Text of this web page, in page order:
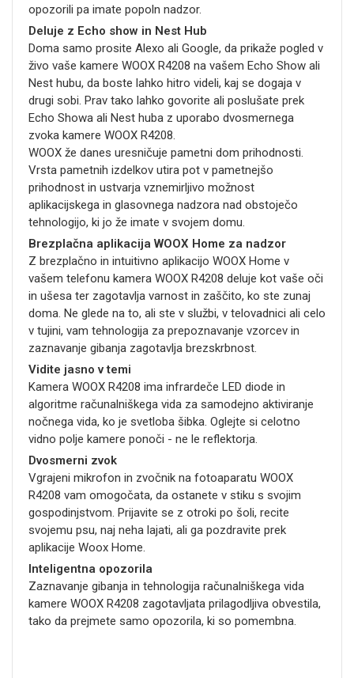
opozorili pa imate popoln nadzor.
Deluje z Echo show in Nest Hub
Doma samo prosite Alexo ali Google, da prikaže pogled v
živo vaše kamere WOOX R4208 na vašem Echo Show ali
Nest hubu, da boste lahko hitro videli, kaj se dogaja v
drugi sobi. Prav tako lahko govorite ali poslušate prek
Echo Showa ali Nest huba z uporabo dvosmernega
zvoka kamere WOOX R4208.
WOOX že danes uresničuje pametni dom prihodnosti.
Vrsta pametnih izdelkov utira pot v pametnejšo
prihodnost in ustvarja vznemirljivo možnost
aplikacijskega in glasovnega nadzora nad obstoječo
tehnologijo, ki jo že imate v svojem domu.
Brezplačna aplikacija WOOX Home za nadzor
Z brezplačno in intuitivno aplikacijo WOOX Home v
vašem telefonu kamera WOOX R4208 deluje kot vaše oči
in ušesa ter zagotavlja varnost in zaščito, ko ste zunaj
doma. Ne glede na to, ali ste v službi, v telovadnici ali celo
v tujini, vam tehnologija za prepoznavanje vzorcev in
zaznavanje gibanja zagotavlja brezskrbnost.
Vidite jasno v temi
Kamera WOOX R4208 ima infrardeče LED diode in
algoritme računalniškega vida za samodejno aktiviranje
nočnega vida, ko je svetloba šibka. Oglejte si celotno
vidno polje kamere ponoči - ne le reflektorja.
Dvosmerni zvok
Vgrajeni mikrofon in zvočnik na fotoaparatu WOOX
R4208 vam omogočata, da ostanete v stiku s svojim
gospodinjstvom. Prijavite se z otroki po šoli, recite
svojemu psu, naj neha lajati, ali ga pozdravite prek
aplikacije Woox Home.
Inteligentna opozorila
Zaznavanje gibanja in tehnologija računalniškega vida
kamere WOOX R4208 zagotavljata prilagodljiva obvestila,
tako da prejmete samo opozorila, ki so pomembna.